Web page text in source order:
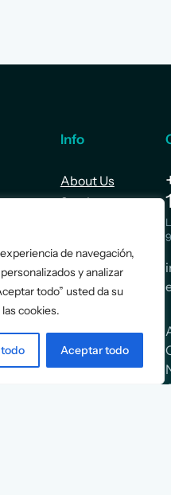
de navegación,
y analizar
todo” usted da su
cookies.
Aceptar todo
Info
About Us
Services
Blog
Terms &
Conditions